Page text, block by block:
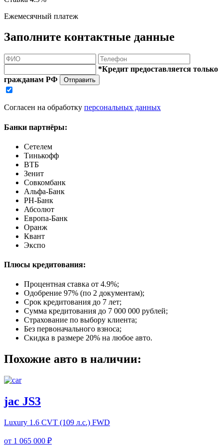
Ежемесячный платеж
Заполните контактные данные
*Кредит предоставляется только
гражданам РФ
Отправить
Согласен на обработку персональных данных
Банки партнёры:
Сетелем
Тинькофф
ВТБ
Зенит
Совкомбанк
Альфа-Банк
РН-Банк
Абсолют
Европа-Банк
Оранж
Квант
Экспо
Плюсы кредитования:
Процентная ставка от 4.9%;
Одобрение 97% (по 2 документам);
Срок кредитования до 7 лет;
Сумма кредитования до 7 000 000 рублей;
Страхование по выбору клиента;
Без первоначального взноса;
Скидка в размере 20% на любое авто.
Похожие авто в наличии:
jac JS3
Luxury 1.6 CVT (109 л.с.) FWD
от 1 065 000 ₽